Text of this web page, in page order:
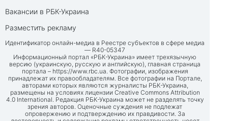
Вакансии в РБК-Украина
Разместить рекламу
Идентификатор онлайн-медиа в Реестре субъектов в сфере медиа
— R40-05347
Информационный портал «РБК-Украина» имеет трехязычную
версию (украинскую, русскую и английскую), главная страница
портала – https://www.rbc.ua. Фотографии, изображения
принадлежат их правообладателям. Все фотографии на Портале,
авторами которых являются журналисты РБК-Украина,
размещены на условиях лицензии Creative Commons Attribution
4.0 International. Редакция РБК-Украина может не разделять точку
зрения авторов. Оценочные суждения не подлежат
опровержению и подтверждению их правдивости. За